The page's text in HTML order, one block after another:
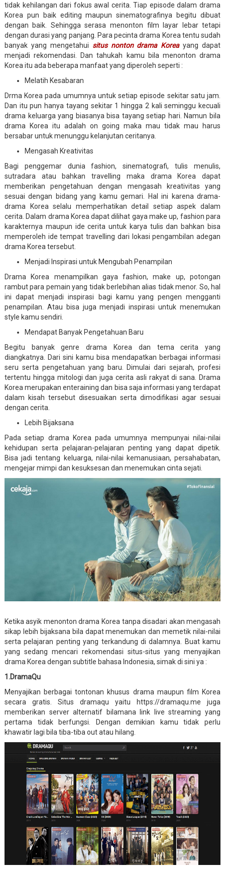
tidak kehilangan dari fokus awal cerita. Tiap episode dalam drama
Korea pun baik editing maupun sinematografinya begitu dibuat
dengan baik. Sehingga serasa menonton film layar lebar tetapi
dengan durasi yang panjang. Para pecinta drama Korea tentu sudah
banyak yang mengetahui situs nonton drama Koreayang dapat
menjadi rekomendasi. Dan tahukah kamu bila menonton drama
Korea itu ada beberapa manfaat yang diperoleh seperti :
Melatih Kesabaran
Drma Korea pada umumnya untuk setiap episode sekitar satu jam.
Dan itu pun hanya tayang sekitar 1 hingga 2 kali seminggu kecuali
drama keluarga yang biasanya bisa tayang setiap hari. Namun bila
drama Korea itu adalah on going maka mau tidak mau harus
bersabar untuk menunggu kelanjutan ceritanya.
Mengasah Kreativitas
Bagi penggemar dunia fashion, sinematografi, tulis menulis,
sutradara atau bahkan travelling maka drama Korea dapat
memberikan pengetahuan dengan mengasah kreativitas yang
sesuai dengan bidang yang kamu gemari. Hal ini karena drama-
drama Korea selalu memperhatikan detail setiap aspek dalam
cerita. Dalam drama Korea dapat dilihat gaya make up, fashion para
karakternya maupun ide cerita untuk karya tulis dan bahkan bisa
memperoleh ide tempat travelling dari lokasi pengambilan adegan
drama Korea tersebut.
Menjadi Inspirasi untuk Mengubah Penampilan
Drama Korea menampilkan gaya fashion, make up, potongan
rambut para pemain yang tidak berlebihan alias tidak menor. So, hal
ini dapat menjadi inspirasi bagi kamu yang pengen mengganti
penampilan. Atau bisa juga menjadi inspirasi untuk menemukan
style kamu sendiri.
Mendapat Banyak Pengetahuan Baru
Begitu banyak genre drama Korea dan tema cerita yang
diangkatnya. Dari sini kamu bisa mendapatkan berbagai informasi
seru serta pengetahuan yang baru. Dimulai dari sejarah, profesi
tertentu hingga mitologi dan juga cerita asli rakyat di sana. Drama
Korea merupakan enteraining dan bisa saja informasi yang terdapat
dalam kisah tersebut disesuaikan serta dimodifikasi agar sesuai
dengan cerita.
Lebih Bijaksana
Pada setiap drama Korea pada umumnya mempunyai nilai-nilai
kehidupan serta pelajaran-pelajaran penting yang dapat dipetik.
Bisa jadi tentang keluarga, nilai-nilai kemanusiaan, persahabatan,
mengejar mimpi dan kesuksesan dan menemukan cinta sejati.
Ketika asyik menonton drama Korea tanpa disadari akan mengasah
sikap lebih bijaksana bila dapat menemukan dan memetik nilai-nilai
serta pelajaran penting yang terkandung di dalamnya. Buat kamu
yang sedang mencari rekomendasi situs-situs yang menyajikan
drama Korea dengan subtitle bahasa Indonesia, simak di sini ya :
1.DramaQu
Menyajikan berbagai tontonan khusus drama maupun film Korea
secara gratis. Situs dramaqu yaitu https://dramaqu.me juga
memberikan server alternatif bilamana link live streaming yang
pertama tidak berfungsi. Dengan demikian kamu tidak perlu
khawatir lagi bila tiba-tiba out atau hilang.